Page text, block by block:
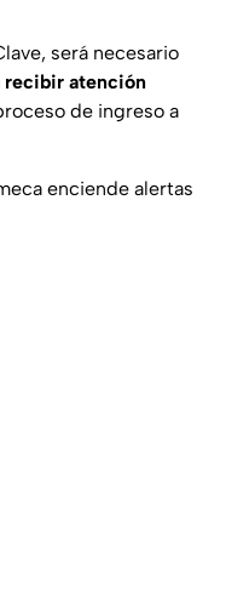
será necesario
recibir atención
de ingreso a
enciende alertas